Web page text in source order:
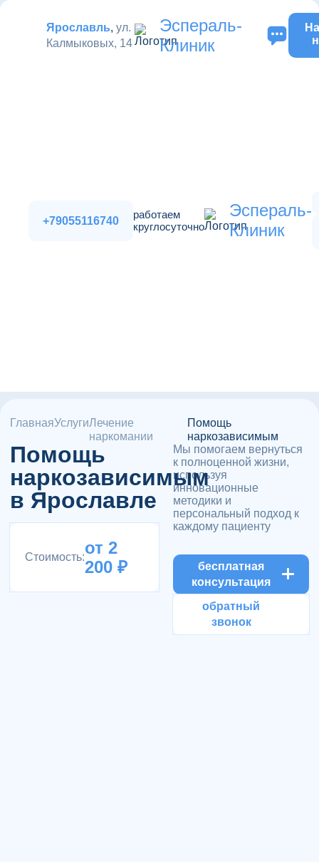
Ярославль,ул.
Калмыковых, 14
Эспераль-
Клиник
+79055116740
работаем
круглосуточно
Эспераль-
Клиник
ГлавнаяУслугиЛечение
наркомании
Помощь
наркозависимым
Помощь
наркозависимым
в Ярославле
Стоимость:от 2
200 ₽
Мы помогаем вернуться
к полноценной жизни,
используя
инновационные
методики и
персональный подход к
каждому пациенту
бесплатная
консультация
обратный
звонок